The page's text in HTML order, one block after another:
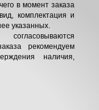
в момент заказа
комплектация и
указанных.
рекомендуем
наличия,